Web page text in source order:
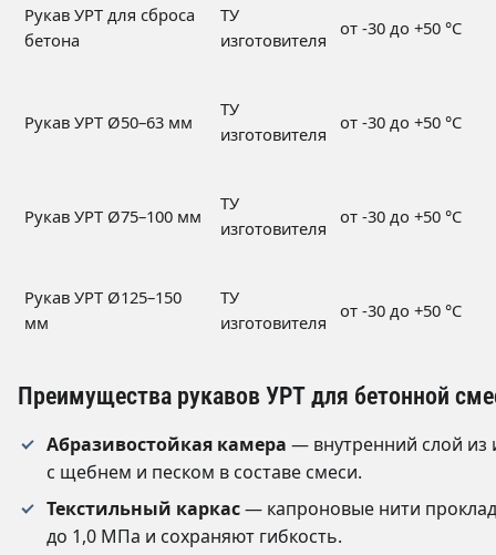
Рукав УРТ для сброса
бетона
ТУ
изготовителя
от -30 до +50 °C
Рукав УРТ Ø50–63 мм
ТУ
изготовителя
от -30 до +50 °C
Рукав УРТ Ø75–100 мм
ТУ
изготовителя
от -30 до +50 °C
Рукав УРТ Ø125–150
мм
ТУ
изготовителя
от -30 до +50 °C
Преимущества рукавов УРТ для бетонной
Абразивостойкая камера — внутренний слой из
с щебнем и песком в составе смеси.
Текстильный каркас— капроновые нити
до 1,0 МПа и сохраняют гибкость.